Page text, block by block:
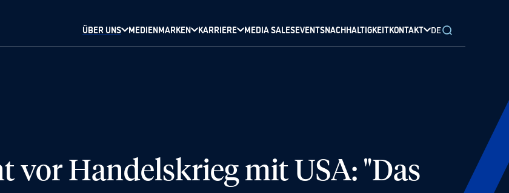
ÜBER UNS MEDIENMARKEN KARRIERE MEDIA SALESEVENTSNACHHALTIGKEITKONTAKT DE
vor Handelskrieg mit USA: "Das